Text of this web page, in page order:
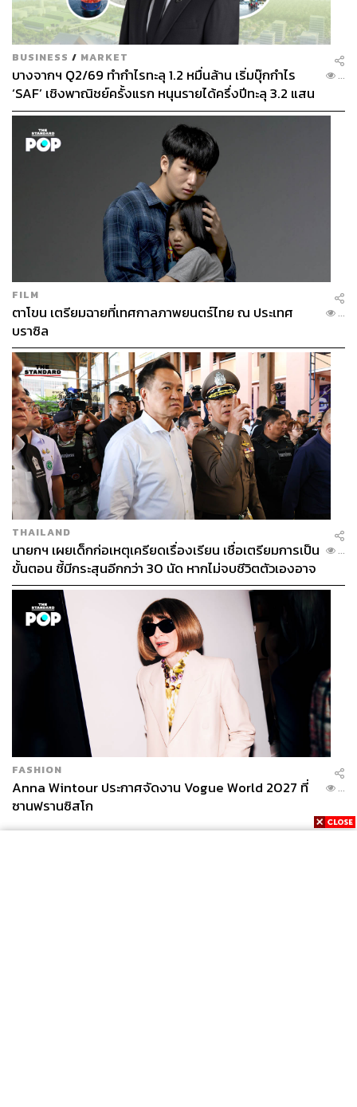
BUSINESS / MARKET
บางจากฯ Q2/69 ทำกำไรทะลุ 1.2 หมื่นล้าน เริ่มบุ๊กกำไร
‘SAF’ เชิงพาณิชย์ครั้งแรก หนุนรายได้ครึ่งปีทะลุ 3.2 แสน
ล้าน
...
FILM
ตาโขน เตรียมฉายที่เทศกาลภาพยนตร์ไทย ณ ประเทศ
บราซิล
...
THAILAND
นายกฯ เผยเด็กก่อเหตุเครียดเรื่องเรียน เชื่อเตรียมการเป็น
ขั้นตอน ชี้มีกระสุนอีกกว่า 30 นัด หากไม่จบชีวิตตัวเองอาจ
สูญเสียเพิ่ม
...
FASHION
Anna Wintour ประกาศจัดงาน Vogue World 2027 ที่
ซานฟรานซิสโก
...